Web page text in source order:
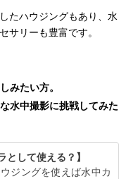
たハウジングもあり、水
サリーも豊富です。
みたい方。
水中撮影に挑戦してみた
として使える？】
ジングを使えば水中カ